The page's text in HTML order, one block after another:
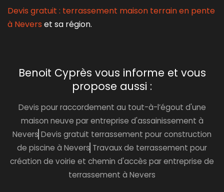
Devis gratuit : terrassement maison terrain en pente
à Nevers et sa région.
Benoit Cyprès vous informe et vous
propose aussi :
Devis pour raccordement au tout-à-l’égout d'une
maison neuve par entreprise d'assainissement à
Nevers Devis gratuit terrassement pour construction
de piscine à Nevers Travaux de terrassement pour
création de voirie et chemin d'accès par entreprise de
terrassement à Nevers